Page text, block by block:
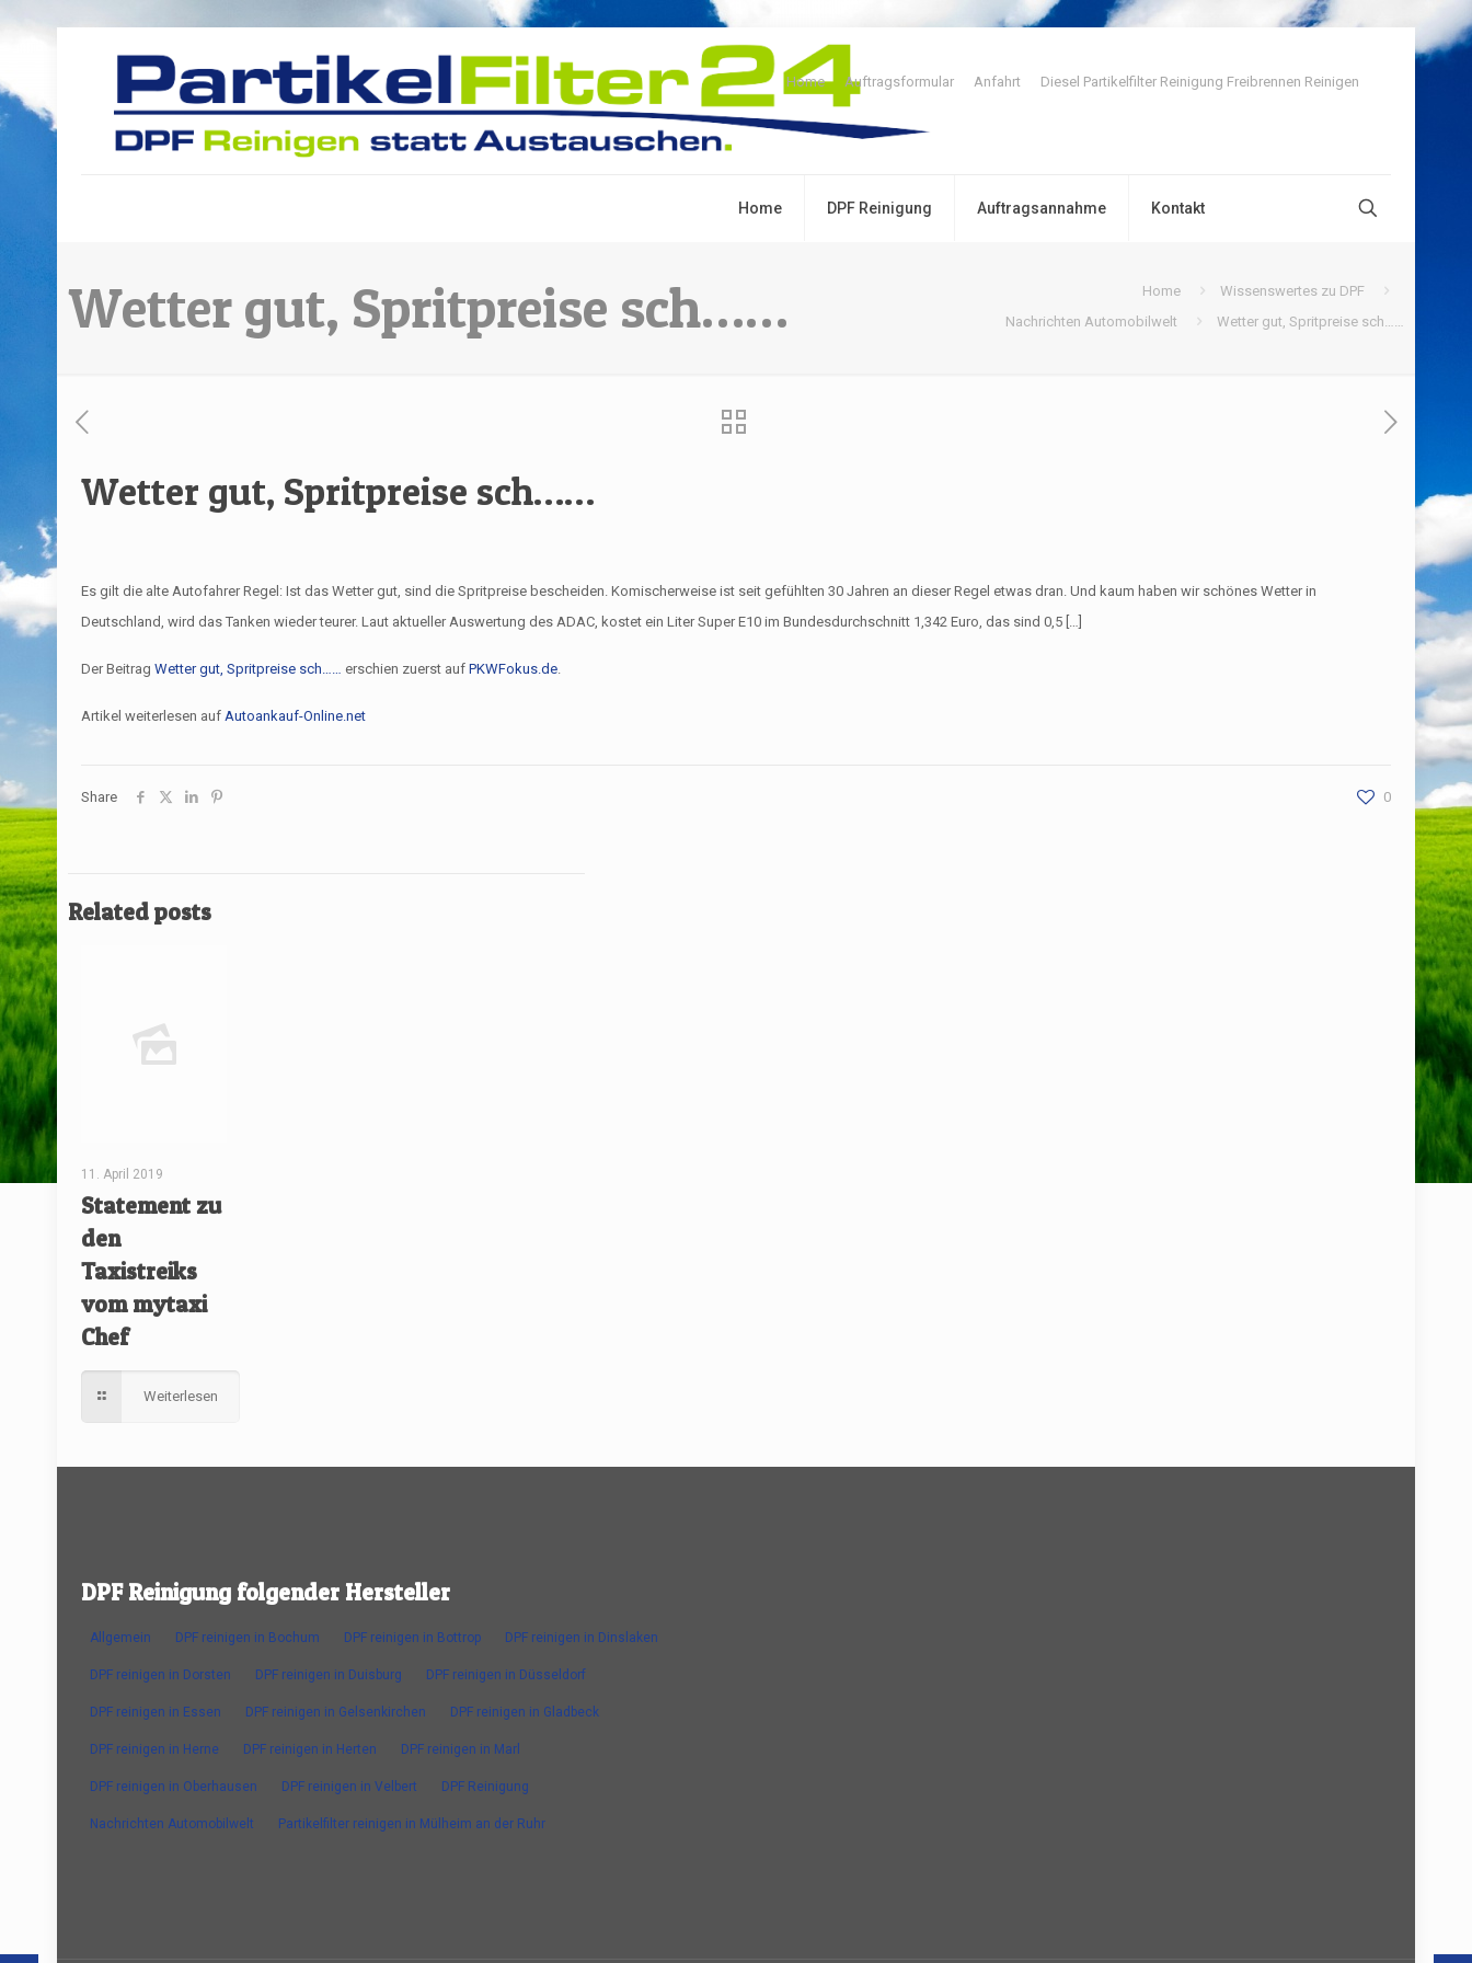
Home DPF Reinigung Auftragsannahme Kontakt
Home Auftragsformular Anfahrt Diesel Partikelfilter Reinigung Freibrennen Reinigen
Wetter gut, Spritpreise sch…… Home
Wissenswertes zu DPF
Nachrichten Automobilwelt
Wetter gut, Spritpreise sch……
Wetter gut, Spritpreise sch……
Es gilt die alte Autofahrer Regel: Ist das Wetter gut, sind die Spritpreise bescheiden. Komischerweise ist seit gefühlten 30 Jahren an dieser Regel etwas dran. Und kaum haben wir schönes Wetter in
Deutschland, wird das Tanken wieder teurer. Laut aktueller Auswertung des ADAC, kostet ein Liter Super E10 im Bundesdurchschnitt 1,342 Euro, das sind 0,5 […]
Der BeitragWetter gut, Spritpreise sch…… erschien zuerst aufPKWFokus.de.
Artikel weiterlesen aufAutoankauf-Online.net
Share 0
Related posts
11. April 2019
Statement zu
den
Taxistreiks
vom mytaxi
Chef
Weiterlesen
DPF Reinigung folgender Hersteller
Allgemein DPF reinigen in Bochum DPF reinigen in Bottrop DPF reinigen in Dinslaken
DPF reinigen in Dorsten DPF reinigen in Duisburg DPF reinigen in Düsseldorf
DPF reinigen in Essen DPF reinigen in Gelsenkirchen DPF reinigen in Gladbeck
DPF reinigen in Herne DPF reinigen in Herten DPF reinigen in Marl
DPF reinigen in Oberhausen DPF reinigen in Velbert DPF Reinigung
Nachrichten Automobilwelt Partikelfilter reinigen in Mülheim an der Ruhr